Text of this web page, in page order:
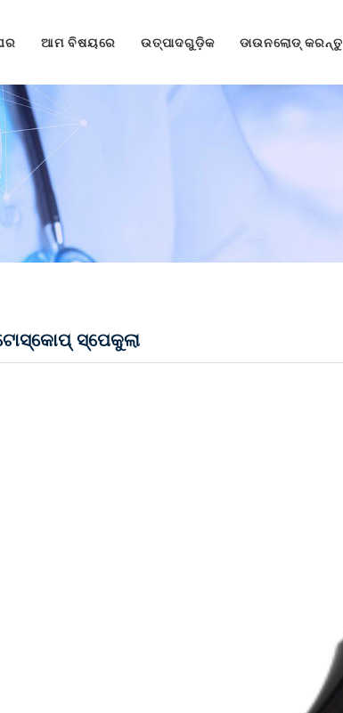
ଆମ ବିଷୟରେ ଉତ୍ପାଦଗୁଡ଼ିକ ଡାଉନଲୋଡ୍ କରନ୍ତୁ
ସ୍ପେକୁଲା